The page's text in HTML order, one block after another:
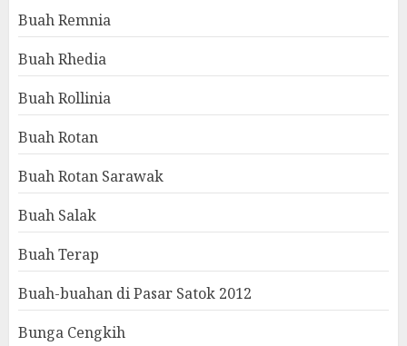
Buah Remnia
Buah Rhedia
Buah Rollinia
Buah Rotan
Buah Rotan Sarawak
Buah Salak
Buah Terap
Buah-buahan di Pasar Satok 2012
Bunga Cengkih